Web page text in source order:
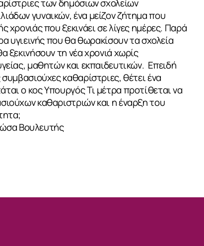
των δημόσιων σχολείων
γυναικών, ένα μείζον ζήτημα που
χρονιάς που ξεκινάει σε λίγες ημέρες. Παρά
υγιεινής που θα θωρακίσουν τα σχολεία
ξεκινήσουν τη νέα χρονιά χωρίς
μαθητών και εκπαιδευτικών. Επειδή
καθαρίστριες, θέτει ένα
ο κος Υπουργός Τι μέτρα προτίθεται να
καθαριστριών και η έναρξη του
σε πλήρη ετοιμότητα;